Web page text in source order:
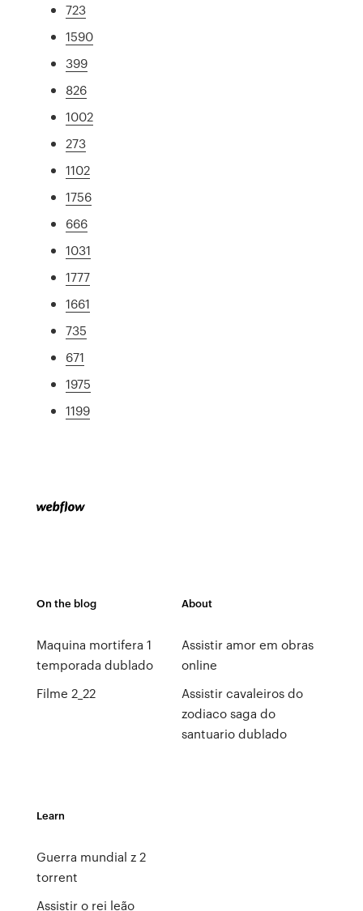
723
1590
399
826
1002
273
1102
1756
666
1031
1777
1661
735
671
1975
1199
On the blog
Maquina mortifera 1
temporada dublado
Filme 2_22
About
Assistir amor em obras
online
Assistir cavaleiros do
zodiaco saga do
santuario dublado
Learn
Guerra mundial z 2
torrent
Assistir o rei leão